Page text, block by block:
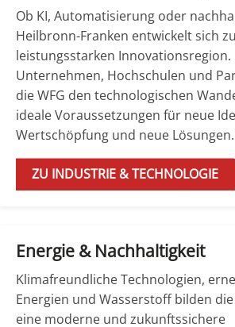
Ob KI, Automatisierung oder
Heilbronn-Franken entwickelt sich
leistungsstarken
Unternehmen, Hochschulen und
die WFG den technologischen
ideale Voraussetzungen für neue
Wertschöpfung und neue Lösungen.
ZU INDUSTRIE & TECHNOLOGIE
Energie & Nachhaltigkeit
Klimafreundliche Technologien,
Energien und Wasserstoff bilden
eine moderne und zukunftssichere